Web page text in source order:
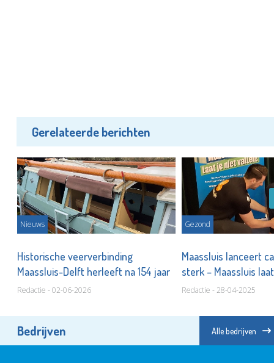
Gerelateerde berichten
Nieuws
Historische veerverbinding
Maassluis-Delft herleeft na 154 jaar
Redactie - 02-06-2026
Gezond
Maassluis lanceert
sterk – Maassluis
Redactie - 28-04-2025
Bedrijven Alle bedrijven